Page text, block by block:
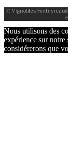
© Vignobles
Nous utilisons des
expérience sur
considérerons que